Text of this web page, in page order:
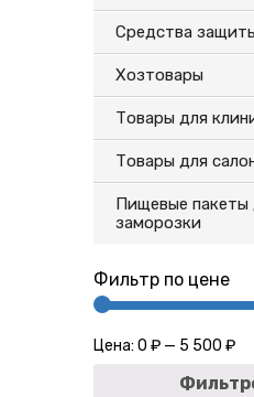
Средства
Хозтовары
Товары для
Товары для
Пищевые пакеты
заморозки
Фильтр по цене
Цена: 0 ₽— 5 500 ₽